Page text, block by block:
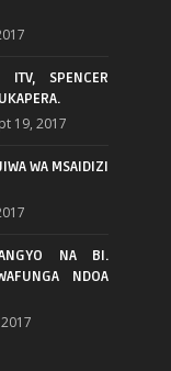
ITV, SPENCER
19, 2017
WA MSAIDIZI
NA BI.
NDOA